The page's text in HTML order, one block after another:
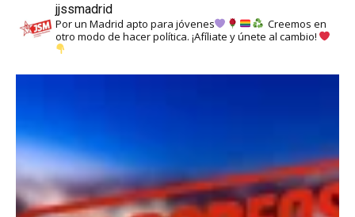
jjssmadrid
Por un Madrid apto para jóvenes
Creemos en
otro modo de hacer política. ¡Afíliate y únete al cambio!